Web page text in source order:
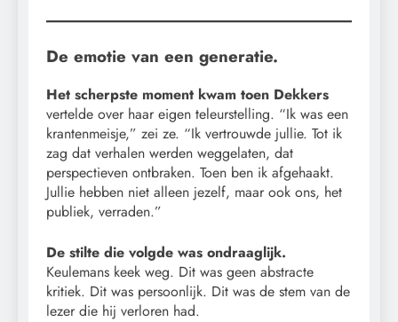
De emotie van een generatie.
Het scherpste moment kwam toen Dekkers
vertelde over haar eigen teleurstelling. “Ik was een
krantenmeisje,” zei ze. “Ik vertrouwde jullie. Tot ik
zag dat verhalen werden weggelaten, dat
perspectieven ontbraken. Toen ben ik afgehaakt.
Jullie hebben niet alleen jezelf, maar ook ons, het
publiek, verraden.”
De stilte die volgde was ondraaglijk.
Keulemans keek weg. Dit was geen abstracte
kritiek. Dit was persoonlijk. Dit was de stem van de
lezer die hij verloren had.